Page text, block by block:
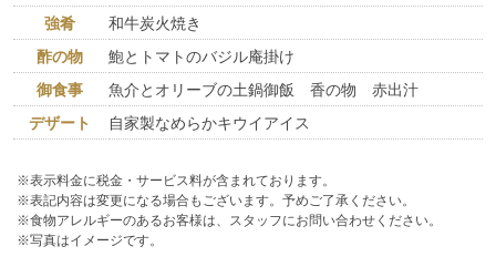
強肴
和牛炭火焼き
酢の物
鮑とトマトのバジル庵掛け
御食事
魚介とオリーブの土鍋御飯 香の物 赤出汁
デザート
自家製なめらかキウイアイス
※表示料金に税金・サービス料が含まれております。
※表記内容は変更になる場合もございます。予めご了承ください。
※食物アレルギーのあるお客様は、スタッフにお問い合わせください。
※写真はイメージです。